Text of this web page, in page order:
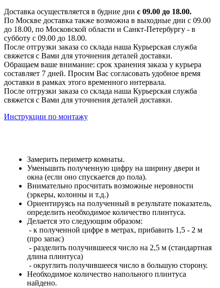
Доставка осуществляется в будние дни с 09.00 до 18.00.
По Москве доставка также возможна в выходные дни с 09.00
до 18.00, по Московской области и Санкт-Петербургу - в
субботу с 09.00 до 18.00.
После отгрузки заказа со склада наша Курьерская служба
свяжется с Вами для уточнения деталей доставки.
Обращаем ваше внимание: срок хранения заказа у курьера
составляет 7 дней. Просим Вас согласовать удобное время
доставки в рамках этого временного интервала.
После отгрузки заказа со склада наша Курьерская служба
свяжется с Вами для уточнения деталей доставки.
Инструкции по монтажу
Замерить периметр комнаты.
Уменьшить полученную цифру на ширину двери и
окна (если оно спускается до пола).
Внимательно просчитать возможные неровности
(эркеры, колонны и т.д.)
Ориентируясь на полученный в результате показатель,
определить необходимое количество плинтуса.
Делается это следующим образом:
- к полученной цифре в метрах, прибавить 1,5 - 2 м
(про запас)
- разделить получившееся число на 2,5 м (стандартная
длина плинтуса)
- округлить получившееся число в большую сторону.
Необходимое количество напольного плинтуса
найдено.